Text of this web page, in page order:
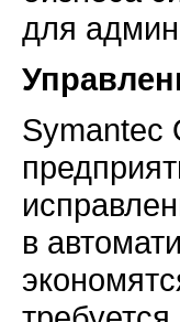
для
Symantec
в